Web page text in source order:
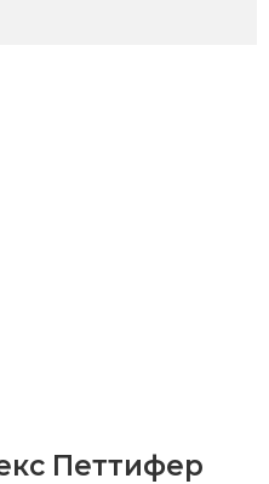
Петтифер